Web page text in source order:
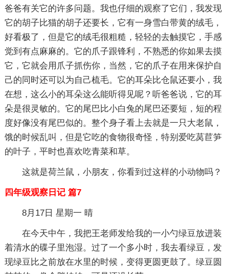
爸爸有关它的许多问题。我也仔细的观察了它们，我发现
它的胡子比猫的胡子还要长，它有一身雪白带黄的绒毛，
好看极了，但是它的绒毛很粗糙，轻轻的去触摸它，手感
觉到有点麻麻的。它的爪子跟锋利，不熟悉的你如果去摸
它，它就会用爪子抓伤你，当然，它的爪子在用来保护自
己的同时还可以为自己梳毛。它的耳朵比仓鼠还要小，我
在想，这么小的耳朵这么能听得见呢？听爸爸说，它的耳
朵是很灵敏的。它的尾巴比小白兔的尾巴还要短，短的程
度好像没有尾巴似的。整个身子看上去就是一只大老鼠，
饿的时候乱叫，但是它吃的食物很奇怪，特别爱吃莴苣笋
的叶子，平时也喜欢吃青菜和草。
这就是荷兰鼠，小朋友，你看到过这样的小动物吗？
四年级观察日记 篇7
8月17日 星期一 晴
在今天中午，我把王老师发给我的一小勺绿豆放进装
着清水的碟子里泡湿。过了一个多小时，我去看绿豆，发
现绿豆比之前放在水里的时候，变得更圆更鼓了。绿豆圆